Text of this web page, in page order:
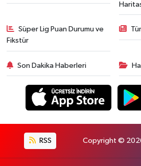
Süper Lig Puan Durumu ve
Fikstür
Son Dakika Haberleri
RSS Copyright ©